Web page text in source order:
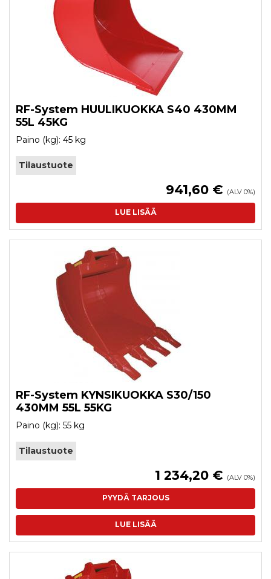
RF-System HUULIKUOKKA S40 430MM
55L 45KG
Paino (kg): 45 kg
Tilaustuote
941,60 € (ALV 0%)
LUE LISÄÄ
RF-System KYNSIKUOKKA S30/150
430MM 55L 55KG
Paino (kg): 55 kg
Tilaustuote
1 234,20 € (ALV 0%)
PYYDÄ TARJOUS
LUE LISÄÄ